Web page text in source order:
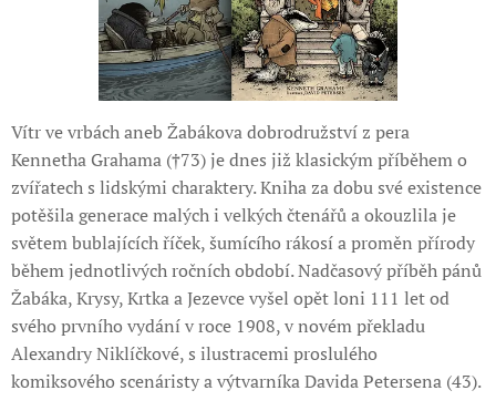
Vítr ve vrbách aneb Žabákova dobrodružství z pera
Kennetha Grahama (†73) je dnes již klasickým příběhem o
zvířatech s lidskými charaktery. Kniha za dobu své existence
potěšila generace malých i velkých čtenářů a okouzlila je
světem bublajících říček, šumícího rákosí a proměn přírody
během jednotlivých ročních období. Nadčasový příběh pánů
Žabáka, Krysy, Krtka a Jezevce vyšel opět loni 111 let od
svého prvního vydání v roce 1908, v novém překladu
Alexandry Niklíčkové, s ilustracemi proslulého
komiksového scenáristy a výtvarníka Davida Petersena (43).